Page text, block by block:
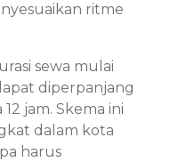
ritme
sewa mulai
diperpanjang
jam. Skema ini
dalam kota
harus